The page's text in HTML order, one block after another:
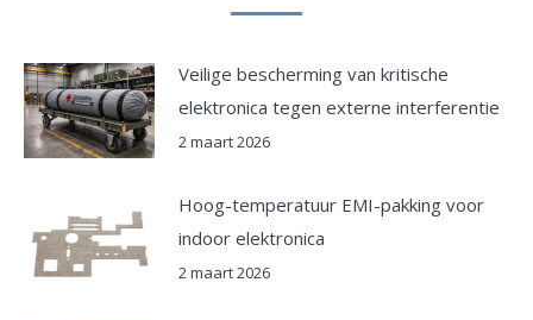
Veilige bescherming van kritische
elektronica tegen externe interferentie
2 maart 2026
Hoog-temperatuur EMI-pakking voor
indoor elektronica
2 maart 2026